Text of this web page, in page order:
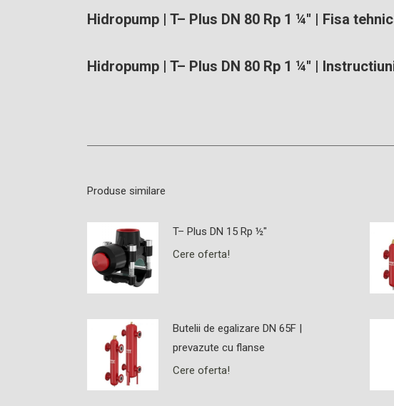
Hidropump | T– Plus DN 80 Rp 1 ¼'' | Fisa
Hidropump | T– Plus DN 80 Rp 1 ¼'' |
Produse similare
T– Plus DN 15 Rp ½"
Cere oferta!
Butelii de egalizare DN 65F |
prevazute cu flanse
Cere oferta!